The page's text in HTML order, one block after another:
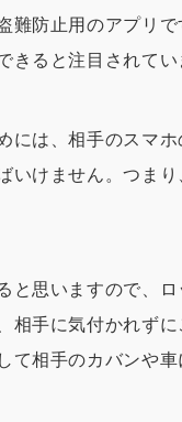
難防止用のアプリ
きると注目されてい
には、相手のスマ
いけません。つま
と思いますので、
相手に気付かれず
て相手のカバンや